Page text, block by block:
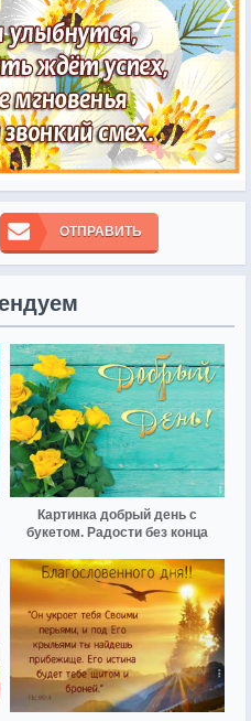
ОТПРАВИТЬ
Картинка добрый день с
букетом. Радости без конца